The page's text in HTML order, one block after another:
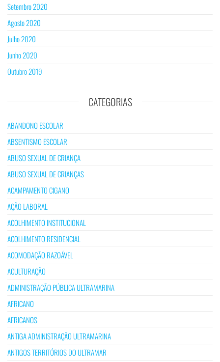
Setembro 2020
Agosto 2020
Julho 2020
Junho 2020
Outubro 2019
CATEGORIAS
ABANDONO ESCOLAR
ABSENTISMO ESCOLAR
ABUSO SEXUAL DE CRIANÇA
ABUSO SEXUAL DE CRIANÇAS
ACAMPAMENTO CIGANO
AÇÃO LABORAL
ACOLHIMENTO INSTITUCIONAL
ACOLHIMENTO RESIDENCIAL
ACOMODAÇÃO RAZOÁVEL
ACULTURAÇÃO
ADMINISTRAÇÃO PÚBLICA ULTRAMARINA
AFRICANO
AFRICANOS
ANTIGA ADMINISTRAÇÃO ULTRAMARINA
ANTIGOS TERRITÓRIOS DO ULTRAMAR